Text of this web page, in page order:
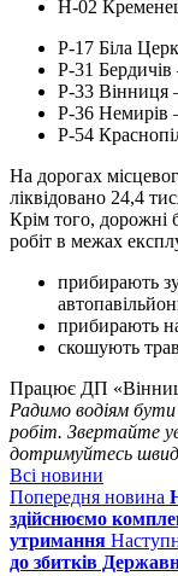
Н-02
Р-17 Біла
Р-31
Р-33 Вінниця
Р-36 Немирів
Р-54
На дорогах
ліквідовано 24,4
Крім того,
робіт в межах
прибирають
прибирають
скошують
Працює ДП
Радимо водіям
робіт. Звертайте
дотримуйтесь
Всі новини
Попередня новина
здійснюємо
утримання
до збитків